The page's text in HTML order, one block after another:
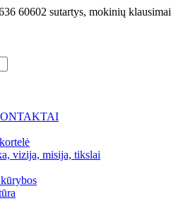
60602 sutartys, mokinių klausimai
vizija, misija, tikslai